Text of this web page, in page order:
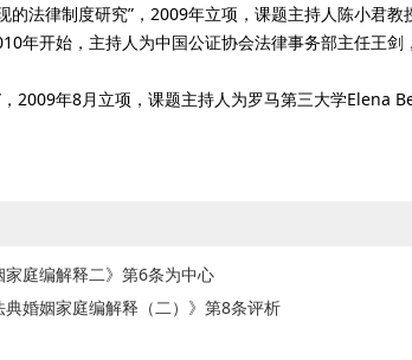
法律制度研究”，2009年立项，课题主持人陈小君
年开始，主持人为中国公证协会法律事务部主任王
2009年8月立项，课题主持人为罗马第三大学
庭编解释二》第6条为中心
婚姻家庭编解释（二）》第8条评析